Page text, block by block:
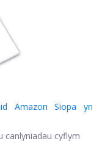
Amazon
Siopa yn
canlyniadau cyflym